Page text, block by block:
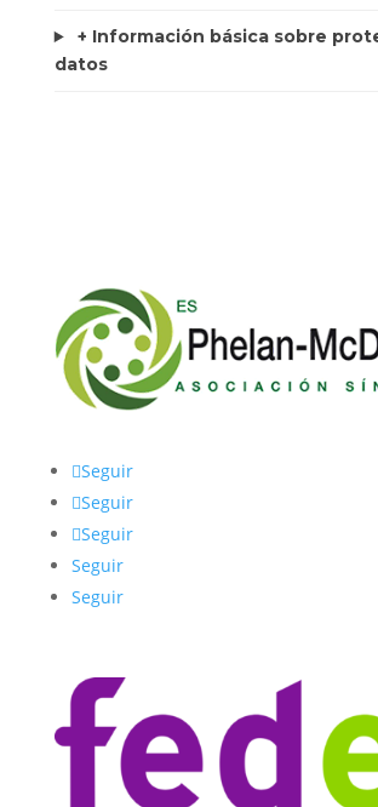
+ Información básica sobre
datos
Seguir
Seguir
Seguir
Seguir
Seguir